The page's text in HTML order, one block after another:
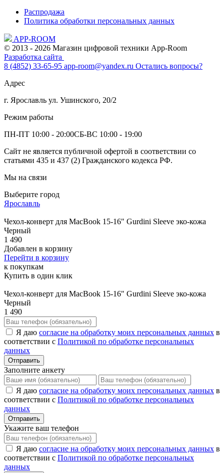
Распродажа
Политика обработки персональных данных
APP-ROOM
© 2013 - 2026 Магазин цифровой техники App-Room
Разработка сайта
8 (4852) 33-65-95 app-room@yandex.ru Остались вопросы?
Адрес
г. Ярославль ул. Ушинского, 20/2
Режим работы
ПН-ПТ 10:00 - 20:00СБ-ВС 10:00 - 19:00
Сайт не является публичной офертой в соответствии со
статьями 435 и 437 (2) Гражданского кодекса РФ.
Мы на связи
Выберите город
Ярославль
Чехол-конверт для MacBook 15-16" Gurdini Sleeve эко-кожа
Черный
1 490
Добавлен в корзину
Перейти в корзину
к покупкам
Купить в один клик
Чехол-конверт для MacBook 15-16" Gurdini Sleeve эко-кожа
Черный
1 490
Я даю согласие на обработку моих персональных данных в
соответствии с Политикой по обработке персональных
данных
Отправить
Заполните анкету
Я даю согласие на обработку моих персональных данных в
соответствии с Политикой по обработке персональных
данных
Отправить
Укажите ваш телефон
Я даю согласие на обработку моих персональных данных в
соответствии с Политикой по обработке персональных
данных